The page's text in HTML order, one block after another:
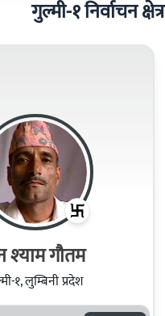
गुल्मी-१ निर्वाचन
श्‍याम गौतम
१, लुम्बिनी प्रदेश